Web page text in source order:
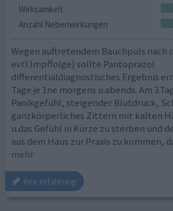
Wirksamkeit
Anzahl Nebenwirkungen
Wegen auftretendem Bauchpuls nach
evtl.Impffolge) sollte Pantoprazol
differentialdiagnostisches Ergebnis
Tage je 1ne morgens u.abends. Am
Panikgefühl, steigender Blutdruck,
ganzkörperliches Zittern mit kalten
u.das Gefühl in Kürze zu sterben und
aus dem Haus zur Praxis zu kommen,
mehr
ihre erfahrung